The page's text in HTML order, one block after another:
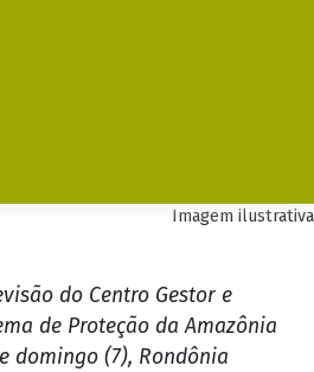
Imagem ilustrativa
do Centro Gestor e
de Proteção da Amazônia
domingo (7), Rondônia